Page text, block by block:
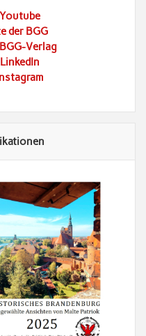
der BGG
Verlag